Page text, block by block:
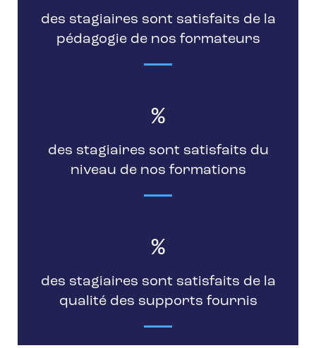
des stagiaires sont satisfaits de la
pédagogie de nos formateurs
%
des stagiaires sont satisfaits du
niveau de nos formations
%
des stagiaires sont satisfaits de la
qualité des supports fournis